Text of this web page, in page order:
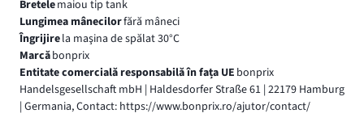
Bretelemaiou tip tank
Lungimea mânecilorfără mâneci
Îngrijirela maşina de spălat 30°C
Marcăbonprix
Entitate comercială responsabilă în fața UE bonprix
Handelsgesellschaft mbH | Haldesdorfer Straße 61 | 22179 Hamburg
| Germania, Contact: https://www.bonprix.ro/ajutor/contact/